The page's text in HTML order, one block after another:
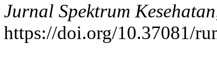
Jurnal Spektrum Kesehatan
https://doi.org/10.37081/